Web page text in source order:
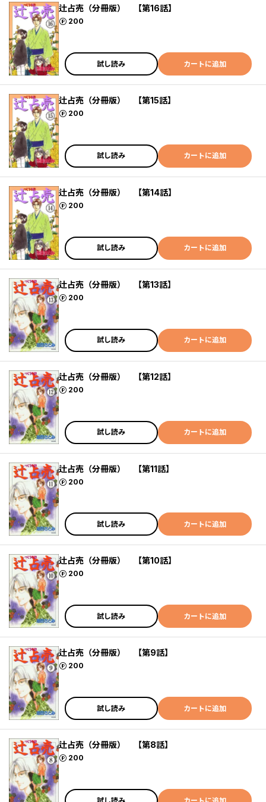
辻占売（分冊版） 【第16話】
200
ポイント
試し読み カートに追加
辻占売（分冊版） 【第15話】
200
ポイント
試し読み カートに追加
辻占売（分冊版） 【第14話】
200
ポイント
試し読み カートに追加
辻占売（分冊版） 【第13話】
200
ポイント
試し読み カートに追加
辻占売（分冊版） 【第12話】
200
ポイント
試し読み カートに追加
辻占売（分冊版） 【第11話】
200
ポイント
試し読み カートに追加
辻占売（分冊版） 【第10話】
200
ポイント
試し読み カートに追加
辻占売（分冊版） 【第9話】
200
ポイント
試し読み カートに追加
辻占売（分冊版） 【第8話】
200
ポイント
試し読み カートに追加